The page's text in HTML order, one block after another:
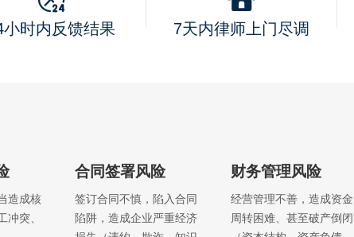
小时内反馈结果 7天内律师上门尽调
造成核
冲突、
合同签署风险
签订合同不慎，陷入合同
陷阱，造成企业严重经济
财务管理风险
经营管理不善，造成资金
周转困难、甚至破产倒闭